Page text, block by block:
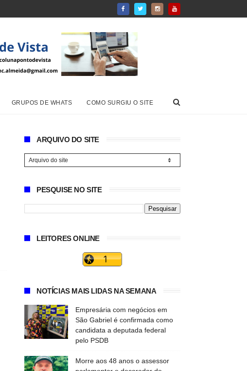
GRUPOS DE WHATS COMO SURGIU O SITE
ARQUIVO DO SITE
PESQUISE NO SITE
LEITORES ONLINE
NOTÍCIAS MAIS LIDAS NA SEMANA
Empresária com negócios em
São Gabriel é confirmada como
candidata a deputada federal
pelo PSDB
Morre aos 48 anos o assessor